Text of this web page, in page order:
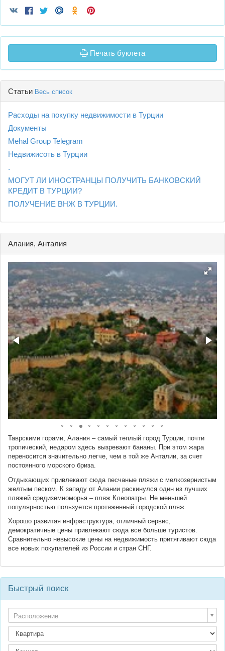
Печать буклета
Статьи Весь список
Расходы на покупку недвижимости в Турции
Документы
Mehal Group Telegram
Недвижисоть в Турции
.
МОГУТ ЛИ ИНОСТРАНЦЫ ПОЛУЧИТЬ БАНКОВСКИЙ
КРЕДИТ В ТУРЦИИ?
ПОЛУЧЕНИЕ ВНЖ В ТУРЦИИ.
Алания, Анталия
Таврскими горами, Алания – самый теплый город Турции, почти
тропический, недаром здесь вызревают бананы. При этом жара
переносится значительно легче, чем в той же Анталии, за счет
постоянного морского бриза.
Отдыхающих привлекают сюда песчаные пляжи с мелкозернистым
желтым песком. К западу от Алании раскинулся один из лучших
пляжей средиземноморья – пляж Клеопатры. Не меньшей
популярностью пользуется протяженный городской пляж.
Хорошо развитая инфраструктура, отличный сервис,
демократичные цены привлекают сюда все больше туристов.
Сравнительно невысокие цены на недвижимость притягивают сюда
все новых покупателей из России и стран СНГ.
Быстрый поиск
Расположение